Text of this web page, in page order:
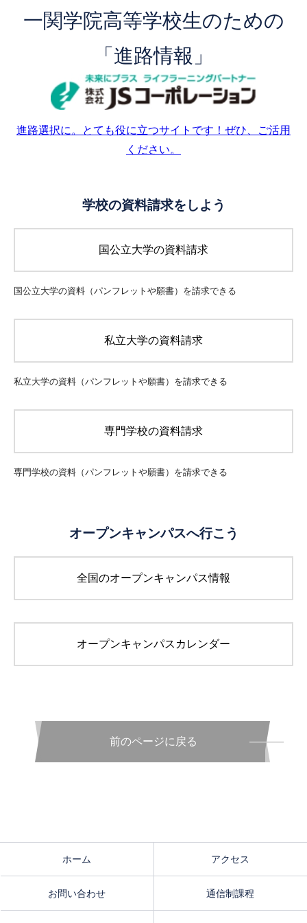
一関学院高等学校生のための
「進路情報」
進路選択に。とても役に立つサイトです！ぜひ、ご活用
ください。
学校の資料請求をしよう
国公立大学の資料請求
国公立大学の資料（パンフレットや願書）を請求できる
私立大学の資料請求
私立大学の資料（パンフレットや願書）を請求できる
専門学校の資料請求
専門学校の資料（パンフレットや願書）を請求できる
オープンキャンパスへ行こう
全国のオープンキャンパス情報
オープンキャンパスカレンダー
前のページに戻る
ホーム アクセス
お問い合わせ 通信制課程